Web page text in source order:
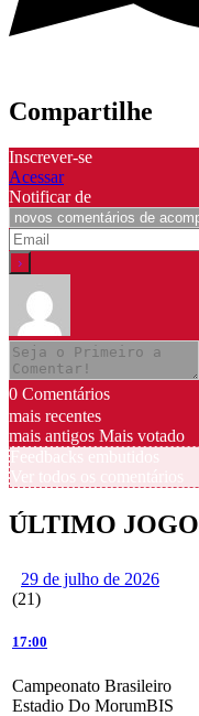
Compartilhe
Inscrever-se
Acessar
Notificar de
0 Comentários
mais recentes
mais antigos Mais votado
ÚLTIMO JOGO
29 de julho de 2026
(21)
17:00
Campeonato Brasileiro
Estadio Do MorumBIS